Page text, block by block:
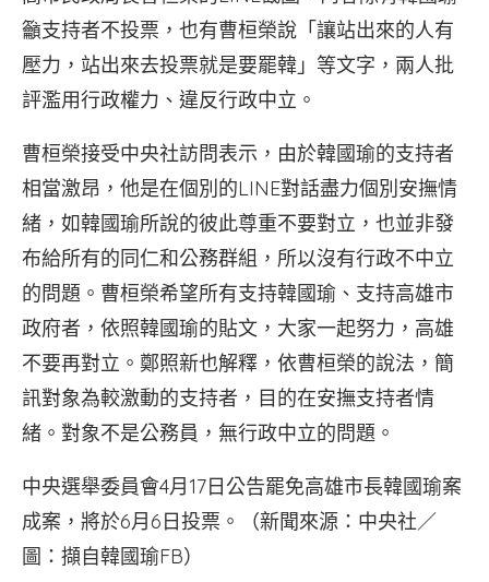
籲支持者不投票，也有曹桓榮說「讓站出來的人有
壓力，站出來去投票就是要罷韓」等文字，兩人批
評濫用行政權力、違反行政中立。
曹桓榮接受中央社訪問表示，由於韓國瑜的支持者
相當激昂，他是在個別的LINE對話盡力個別安撫情
緒，如韓國瑜所說的彼此尊重不要對立，也並非發
布給所有的同仁和公務群組，所以沒有行政不中立
的問題。曹桓榮希望所有支持韓國瑜、支持高雄市
政府者，依照韓國瑜的貼文，大家一起努力，高雄
不要再對立。鄭照新也解釋，依曹桓榮的說法，簡
訊對象為較激動的支持者，目的在安撫支持者情
緒。對象不是公務員，無行政中立的問題。
中央選舉委員會4月17日公告罷免高雄市長韓國瑜案
成案，將於6月6日投票。（新聞來源：中央社／
圖：擷自韓國瑜FB）